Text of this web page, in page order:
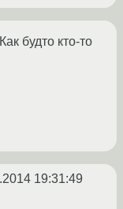
будто кто-то
19:31:49